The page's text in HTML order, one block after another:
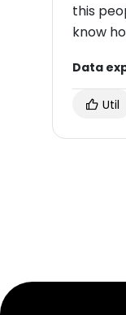
this
know
Data
Util